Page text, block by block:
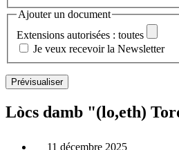
Ajouter un document
Extensions autorisées : toutes
Je veux recevoir la Newsletter
Lòcs damb "(lo,eth)
11 décembre 2025